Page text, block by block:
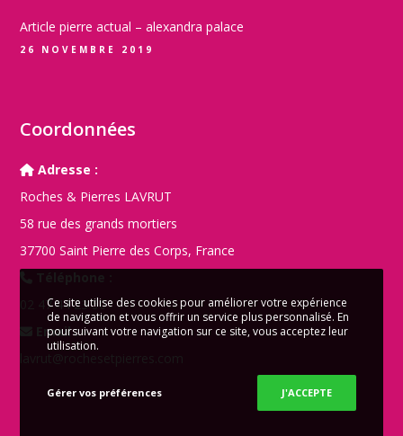
Article pierre actual – alexandra palace
26 NOVEMBRE 2019
Coordonnées
Adresse :
Roches & Pierres LAVRUT
58 rue des grands mortiers
37700 Saint Pierre des Corps, France
02 47 44 23 50
Email :
Ce site utilise des cookies pour améliorer votre expérience
de navigation et vous offrir un service plus personnalisé. En
poursuivant votre navigation sur ce site, vous acceptez leur
utilisation.
Gérer vos préférences J'ACCEPTE